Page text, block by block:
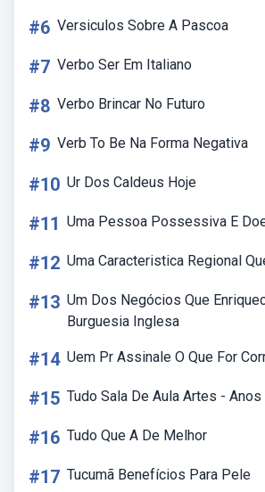
#6 Versiculos Sobre A Pascoa
#7 Verbo Ser Em Italiano
#8 Verbo Brincar No Futuro
#9 Verb To Be Na Forma Negativa
#10 Ur Dos Caldeus Hoje
#11 Uma Pessoa Possessiva E
#12 Uma Caracteristica Regional
#13 Um Dos Negócios Que
Burguesia Inglesa
#14 Uem Pr Assinale O Que For
#15 Tudo Sala De Aula Artes -
#16 Tudo Que A De Melhor
#17 Tucumã Benefícios Para Pele